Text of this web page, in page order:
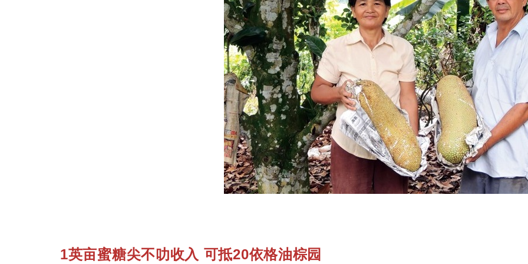
1英亩蜜糖尖不叻收入 可抵20依格油棕园